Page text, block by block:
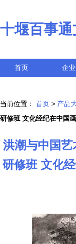
十堰百事通
首页 企
当前位置： 首页 > 产品
研修班 文化经纪在中国
洪潮与中国
研修班 文化